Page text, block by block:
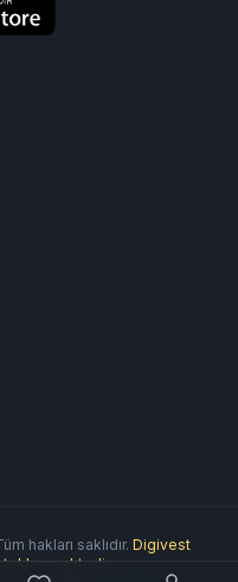
hakları saklıdır. Digivest